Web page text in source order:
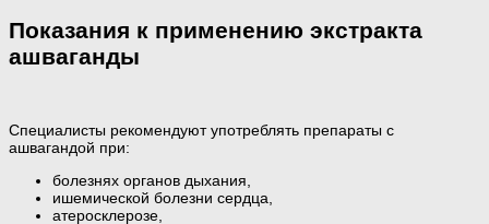
Показания к применению экстракта
ашваганды
Специалисты рекомендуют употреблять препараты с
ашвагандой при:
болезнях органов дыхания,
ишемической болезни сердца,
атеросклерозе,